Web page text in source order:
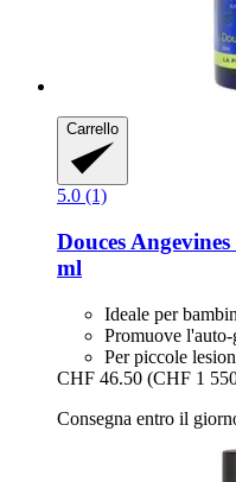
Carrello
5.0 (1)
Douces Angevines
ml
Ideale per
Promuove
Per piccole
CHF 46.50 (CHF 1
Consegna entro il